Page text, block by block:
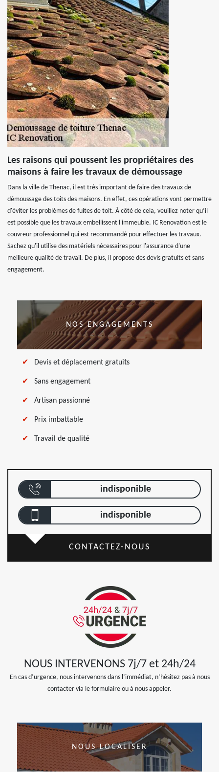
Les raisons qui poussent les propriétaires des
maisons à faire les travaux de démoussage
Dans la ville de Thenac, il est très important de faire des travaux de
démoussage des toits des maisons. En effet, ces opérations vont permettre
d'éviter les problèmes de fuites de toit. À côté de cela, veuillez noter qu’il
est possible que les travaux embellissent l'immeuble. IC Renovation est le
couvreur professionnel qui est recommandé pour effectuer les travaux.
Sachez qu'il utilise des matériels nécessaires pour l'assurance d'une
meilleure qualité de travail. De plus, il propose des devis gratuits et sans
engagement.
NOS ENGAGEMENTS
Devis et déplacement gratuits
Sans engagement
Artisan passionné
Prix imbattable
Travail de qualité
indisponible
indisponible
CONTACTEZ-NOUS
NOUS INTERVENONS 7j/7 et 24h/24
En cas d’urgence, nous intervenons dans l’immédiat, n’hésitez pas à nous
contacter via le formulaire ou à nous appeler.
NOUS LOCALISER